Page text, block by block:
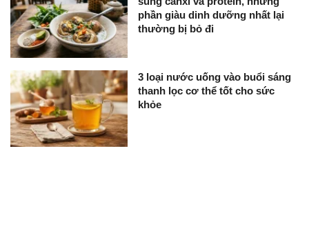
phần giàu dinh dưỡng nhất lại
thường bị bỏ đi
3 loại nước uống vào buổi sáng
thanh lọc cơ thể tốt cho sức
khỏe